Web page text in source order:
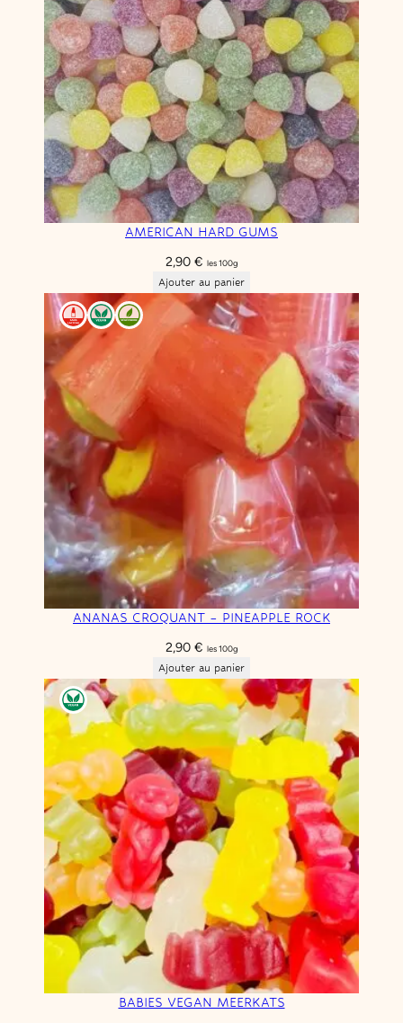
AMERICAN HARD GUMS
2,90 € les 100g
Ajouter au panier
ANANAS CROQUANT – PINEAPPLE ROCK
2,90 € les 100g
Ajouter au panier
BABIES VEGAN MEERKATS